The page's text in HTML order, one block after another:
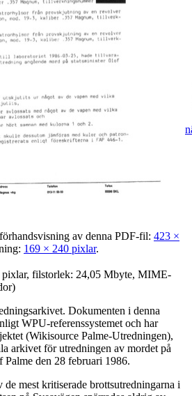
av denna PDF-fil: 423 ×
169 × 240 pixlar.
pixlar, filstorlek: 24,05 Mbyte, MIME-
Dokumenten i denna
WPU-referenssystemet och har
(Wikisource Palme-Utredningen),
arkivet för utredningen av mordet på
Palme den 28 februari 1986.
de mest kritiserade brottsutredningarna i